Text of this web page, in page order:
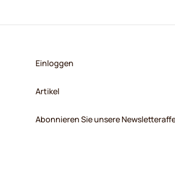
Einloggen
Artikel
Abonnieren Sie unsere